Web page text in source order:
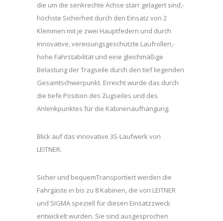
die um die senkrechte Achse starr gelagert sind,-
höchste Sicherheit durch den Einsatz von 2
Klemmen mit je zwei Hauptfedern und durch
innovative, vereisungsgeschützte Laufrollen,-
hohe Fahrstabilität und eine gleichmäßige
Belastung der Tragseile durch den tief liegenden
Gesamtschwerpunkt. Erreicht wurde das durch
die tiefe Position des Zugseiles und des
Anlenkpunktes für die Kabinenaufhängung.
Blick auf das innovative 3S-Laufwerk von
LEITNER.
Sicher und bequemTransportiert werden die
Fahrgäste in bis zu 8 Kabinen, die von LEITNER
und SIGMA speziell für diesen Einsatzzweck
entwickelt wurden. Sie sind ausgesprochen